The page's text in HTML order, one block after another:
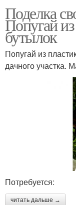
Поделка
Попугай
бутылок
Попугай из
дачного участка.
Потребуется:
читать дальше →